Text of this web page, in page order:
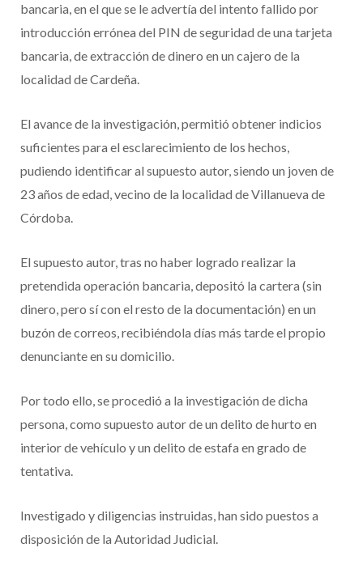
bancaria, en el que se le advertía del intento fallido por
introducción errónea del PIN de seguridad de una tarjeta
bancaria, de extracción de dinero en un cajero de la
localidad de Cardeña.
El avance de la investigación, permitió obtener indicios
suficientes para el esclarecimiento de los hechos,
pudiendo identificar al supuesto autor, siendo un joven de
23 años de edad, vecino de la localidad de Villanueva de
Córdoba.
El supuesto autor, tras no haber logrado realizar la
pretendida operación bancaria, depositó la cartera (sin
dinero, pero sí con el resto de la documentación) en un
buzón de correos, recibiéndola días más tarde el propio
denunciante en su domicilio.
Por todo ello, se procedió a la investigación de dicha
persona, como supuesto autor de un delito de hurto en
interior de vehículo y un delito de estafa en grado de
tentativa.
Investigado y diligencias instruidas, han sido puestos a
disposición de la Autoridad Judicial.